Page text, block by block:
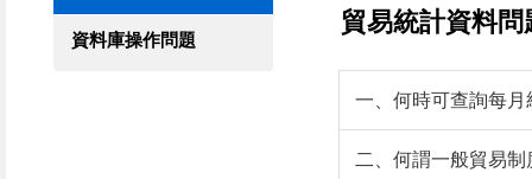
資訊保護專區
資料庫查詢
統計資料下載
公務統計表
海關徵收稅
資料庫操作問題
貿易統計資料問
一、何時可查詢每月
二、何謂一般貿易制